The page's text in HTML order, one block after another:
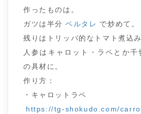
作ったものは。
ガツは半分 ベルタレ で炒めて。
残りはトリッパ的なトマト煮込み
人参はキャロット・ラペとか千
の具材に。
作り方：
・キャロットラペ
https://tg-shokudo.com/